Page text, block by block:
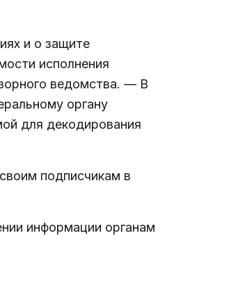
и о защите
исполнения
ведомства. — В
органу
для декодирования
подписчикам в
информации органам